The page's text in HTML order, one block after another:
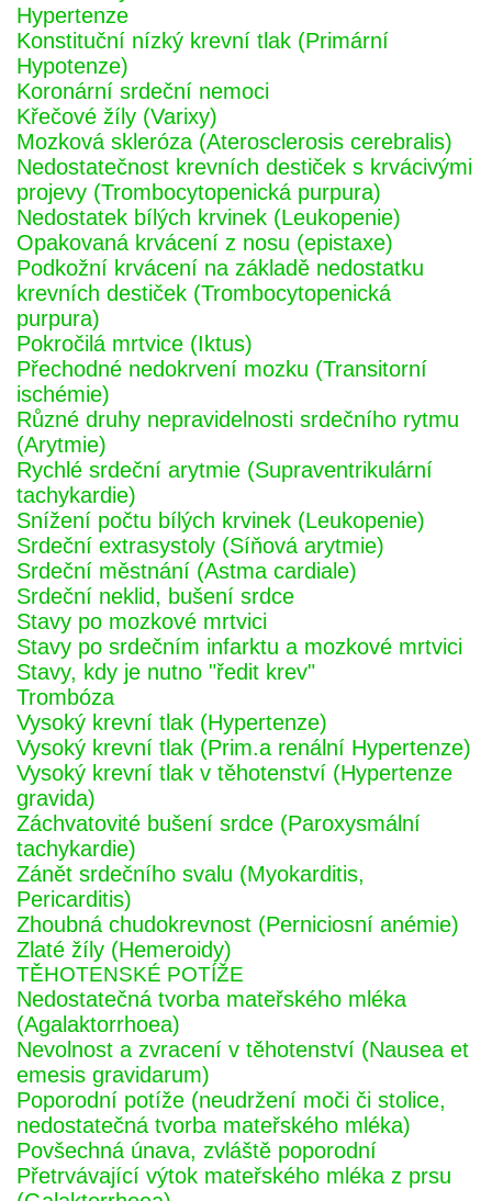
Hypertenze
Konstituční nízký krevní tlak (Primární
Hypotenze)
Koronární srdeční nemoci
Křečové žíly (Varixy)
Mozková skleróza (Aterosclerosis cerebralis)
Nedostatečnost krevních destiček s krvácivými
projevy (Trombocytopenická purpura)
Nedostatek bílých krvinek (Leukopenie)
Opakovaná krvácení z nosu (epistaxe)
Podkožní krvácení na základě nedostatku
krevních destiček (Trombocytopenická
purpura)
Pokročilá mrtvice (Iktus)
Přechodné nedokrvení mozku (Transitorní
ischémie)
Různé druhy nepravidelnosti srdečního rytmu
(Arytmie)
Rychlé srdeční arytmie (Supraventrikulární
tachykardie)
Snížení počtu bílých krvinek (Leukopenie)
Srdeční extrasystoly (Síňová arytmie)
Srdeční městnání (Astma cardiale)
Srdeční neklid, bušení srdce
Stavy po mozkové mrtvici
Stavy po srdečním infarktu a mozkové mrtvici
Stavy, kdy je nutno "ředit krev"
Trombóza
Vysoký krevní tlak (Hypertenze)
Vysoký krevní tlak (Prim.a renální Hypertenze)
Vysoký krevní tlak v těhotenství (Hypertenze
gravida)
Záchvatovité bušení srdce (Paroxysmální
tachykardie)
Zánět srdečního svalu (Myokarditis,
Pericarditis)
Zhoubná chudokrevnost (Perniciosní anémie)
Zlaté žíly (Hemeroidy)
TĚHOTENSKÉ POTÍŽE
Nedostatečná tvorba mateřského mléka
(Agalaktorrhoea)
Nevolnost a zvracení v těhotenství (Nausea et
emesis gravidarum)
Poporodní potíže (neudržení moči či stolice,
nedostatečná tvorba mateřského mléka)
Povšechná únava, zvláště poporodní
Přetrvávající výtok mateřského mléka z prsu